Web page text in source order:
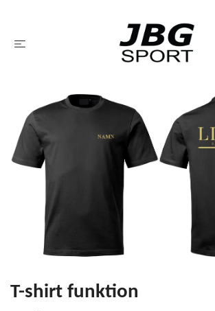
T-shirt funktion